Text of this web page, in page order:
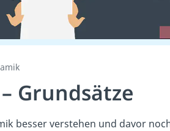
Grundsätze
besser verstehen und davor